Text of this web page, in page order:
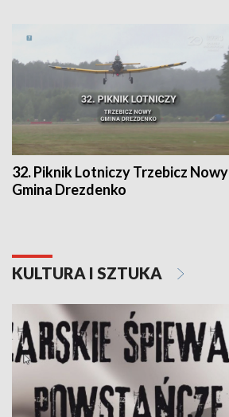
32. Piknik Lotniczy Trzebicz Nowy
Gmina Drezdenko
KULTURA I SZTUKA